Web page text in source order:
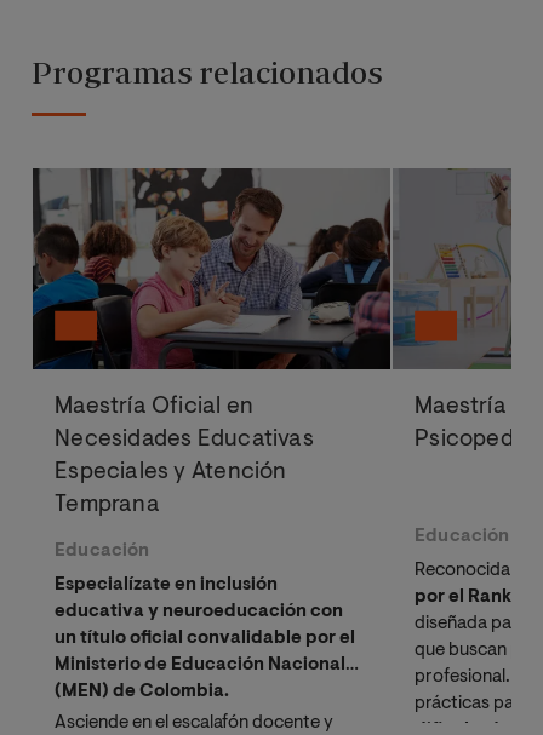
Programas relacionados
Maestría Oficial en
Necesidades Educativas
Especiales y Atención
Temprana
Educación
Especialízate en inclusión
educativa y neuroeducación con
un título oficial convalidable por el
Ministerio de Educación Nacional
(MEN) de Colombia.
Asciende en el escalafón docente y
Maestría
Educación
Reconocida en
por el
diseñada para
que buscan
profesional.
prácticas para